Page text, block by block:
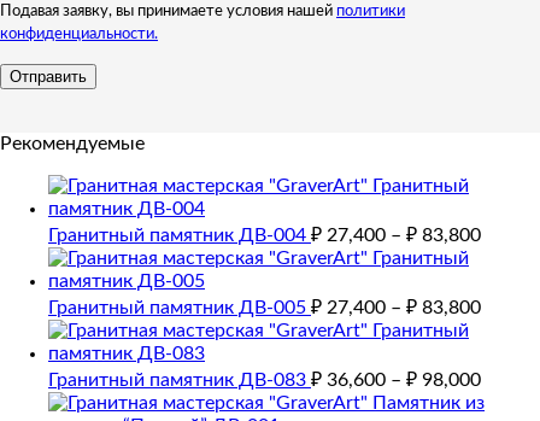
Подавая заявку, вы принимаете условия нашей политики
конфиденциальности.
Рекомендуемые
Гранитный памятник ДВ-004 ₽ 27,400 – ₽ 83,800
Гранитный памятник ДВ-005 ₽ 27,400 – ₽ 83,800
Гранитный памятник ДВ-083 ₽ 36,600 – ₽ 98,000